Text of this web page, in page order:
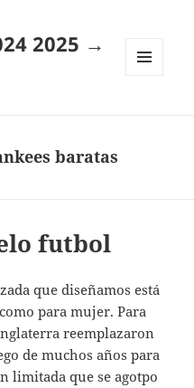
2025 →
baratas
futbol
que diseñamos está
para mujer. Para
reemplazaron
de muchos años para
limitada que se agotpo